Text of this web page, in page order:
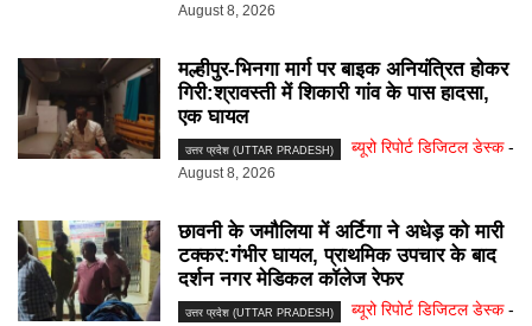
August 8, 2026
मल्हीपुर-भिनगा मार्ग पर बाइक अनियंत्रित होकर
गिरी:श्रावस्ती में शिकारी गांव के पास हादसा,
एक घायल
उत्तर प्रदेश (UTTAR PRADESH) ब्यूरो रिपोर्ट डिजिटल डेस्क -
August 8, 2026
छावनी के जमौलिया में अर्टिगा ने अधेड़ को मारी
टक्कर:गंभीर घायल, प्राथमिक उपचार के बाद
दर्शन नगर मेडिकल कॉलेज रेफर
उत्तर प्रदेश (UTTAR PRADESH) ब्यूरो रिपोर्ट डिजिटल डेस्क -